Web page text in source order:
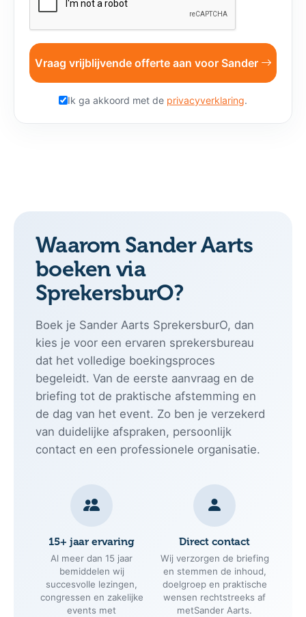
Vraag vrijblijvende offerte aan voor Sander
Ik ga akkoord met de privacyverklaring.
Waarom Sander Aarts
boeken via
SprekersburO?
Boek je Sander Aarts SprekersburO, dan
kies je voor een ervaren sprekersbureau
dat het volledige boekingsproces
begeleidt. Van de eerste aanvraag en de
briefing tot de praktische afstemming en
de dag van het event. Zo ben je verzekerd
van duidelijke afspraken, persoonlijk
contact en een professionele organisatie.
15+ jaar ervaring
Al meer dan 15 jaar
bemiddelen wij
succesvolle lezingen,
congressen en zakelijke
events met
Direct contact
Wij verzorgen de briefing
en stemmen de inhoud,
doelgroep en praktische
wensen rechtstreeks af
metSander Aarts.